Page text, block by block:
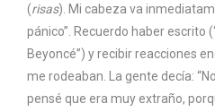
(risas). Mi cabeza va
pánico”. Recuerdo haber escrito
Beyoncé”) y recibir reacciones
me rodeaban. La gente decía:
pensé que era muy extraño,